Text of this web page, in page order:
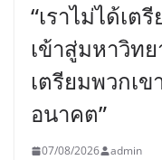
“เราไม่ได้เต
เข้าสู่มหาวิท
เตรียมพวกเ
อนาคต”
07/08/2026 admin